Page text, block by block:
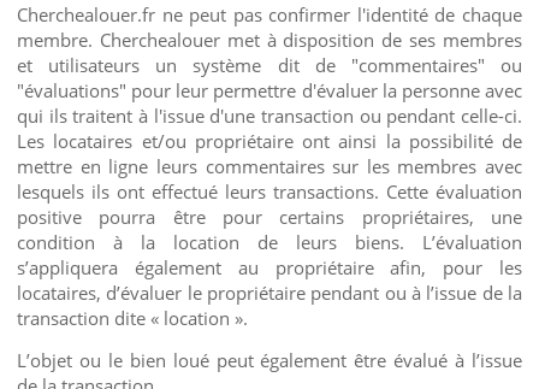
Cherchealouer.fr ne peut pas confirmer l'identité de chaque
membre. Cherchealouer met à disposition de ses membres
et utilisateurs un système dit de "commentaires" ou
"évaluations" pour leur permettre d'évaluer la personne avec
qui ils traitent à l'issue d'une transaction ou pendant celle-ci.
Les locataires et/ou propriétaire ont ainsi la possibilité de
mettre en ligne leurs commentaires sur les membres avec
lesquels ils ont effectué leurs transactions. Cette évaluation
positive pourra être pour certains propriétaires, une
condition à la location de leurs biens. L’évaluation
s’appliquera également au propriétaire afin, pour les
locataires, d’évaluer le propriétaire pendant ou à l’issue de la
transaction dite « location ».
L’objet ou le bien loué peut également être évalué à l’issue